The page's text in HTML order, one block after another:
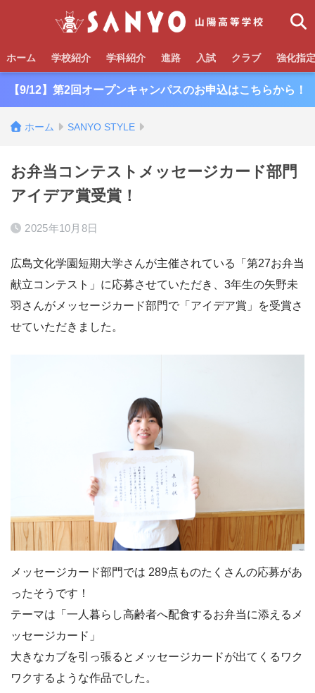
ホーム 学校紹介 学科紹介 進路 入試 クラブ 強化指
【9/12】第2回オープンキャンパスのお申込はこちらから！
ホーム SANYO STYLE
お弁当コンテストメッセージカード部門
アイデア賞受賞！
2025年10月8日
広島文化学園短期大学さんが主催されている「第27お弁当
献立コンテスト」に応募させていただき、3年生の矢野未
羽さんがメッセージカード部門で「アイデア賞」を受賞さ
せていただきました。
メッセージカード部門では 289点ものたくさんの応募があ
ったそうです！
テーマは「一人暮らし高齢者へ配食するお弁当に添えるメ
ッセージカード」
大きなカブを引っ張るとメッセージカードが出てくるワク
ワクするような作品でした。